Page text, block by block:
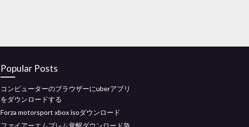
Popular Posts
コンピューターのブラウザーにuberアプリ
をダウンロードする
Forza motorsport xbox isoダウンロード
ファイアーエムブレム覚醒ダウンロード急